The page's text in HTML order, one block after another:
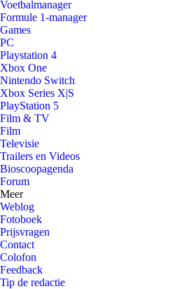
Voetbalmanager
Formule 1-manager
Games
PC
Playstation 4
Xbox One
Nintendo Switch
Xbox Series X|S
PlayStation 5
Film & TV
Film
Televisie
Trailers en Videos
Bioscoopagenda
Forum
Meer
Weblog
Fotoboek
Prijsvragen
Contact
Colofon
Feedback
Tip de redactie